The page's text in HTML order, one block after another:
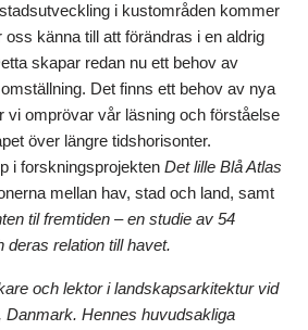
i kustområden kommer
känna till att förändras i en aldrig
skapar redan nu ett behov av
Det finns ett behov av nya
vi omprövar vår läsning och förståelse
över längre tidshorisonter.
i forskningsprojekten Det lille Blå Atlas
mellan hav, stad och land, samt
til fremtiden – en studie av 54
relation till havet.
och lektor i landskapsarkitektur vid
Danmark. Hennes huvudsakliga